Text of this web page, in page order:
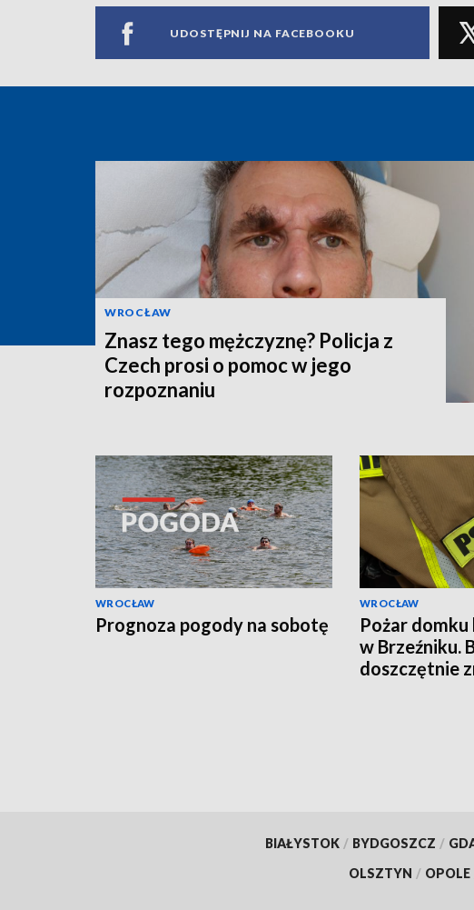
UDOSTĘPNIJ NA FACEBOOKU
WROCŁAW
Znasz tego mężczyznę? Policja z
Czech prosi o pomoc w jego
rozpoznaniu
WROCŁAW
Prognoza pogody na sobotę
WROCŁAW
Pożar
w Brzeźniku.
doszczętnie
BIAŁYSTOK / BYDGOSZCZ /
OLSZTYN / OPOLE